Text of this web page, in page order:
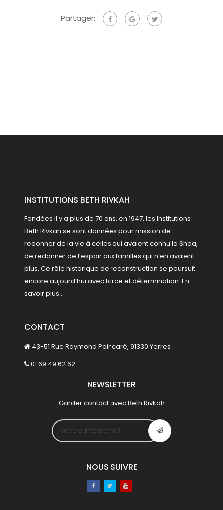
Partager:
INSTITUTIONS BETH RIVKAH
Fondées il y a plus de 70 ans, en 1947, les Institutions
Beth Rivkah se sont données pour mission de
redonner de la vie à celles qui avaient connu la Shoa,
de redonner de l’espoir aux familles qui n’en avaient
plus. Ce rôle historique de reconstruction se poursuit
encore aujourd’hui avec force et détermination. En
savoir plus...
CONTACT
43-51 Rue Raymond Poincaré, 91330 Yerres
01 69 49 62 62
NEWSLETTER
Garder contact avec Beth Rivkah
NOUS SUIVRE